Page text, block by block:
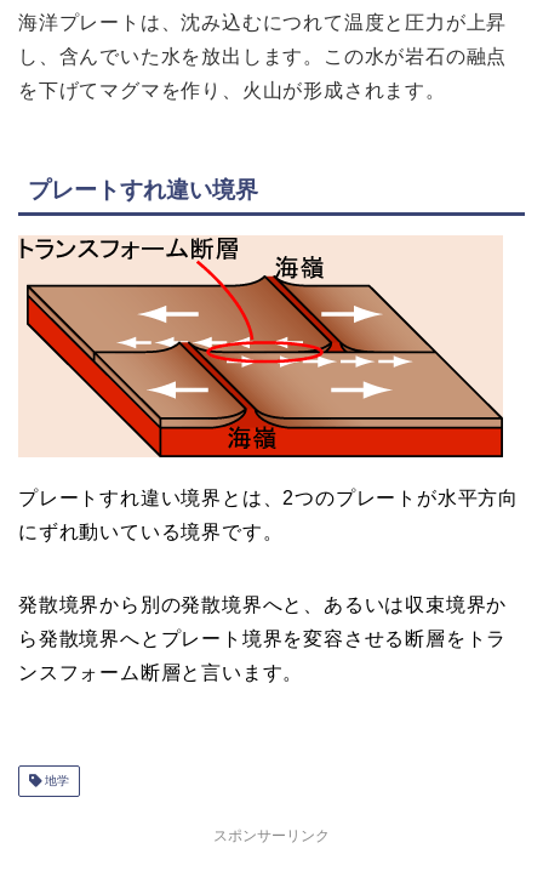
海洋プレートは、沈み込むにつれて温度と圧力が上昇
し、含んでいた水を放出します。この水が岩石の融点
を下げてマグマを作り、火山が形成されます。
プレートすれ違い境界
プレートすれ違い境界とは、2つのプレートが水平方向
にずれ動いている境界です。
発散境界から別の発散境界へと、あるいは収束境界か
ら発散境界へとプレート境界を変容させる断層をトラ
ンスフォーム断層と言います。
地学
スポンサーリンク